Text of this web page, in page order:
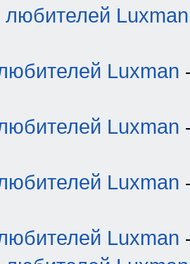
любителей Luxman
Luxman
Luxman
Luxman
Luxman